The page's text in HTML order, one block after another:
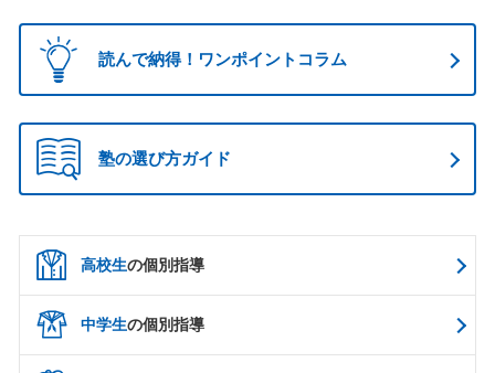
読んで納得！ワンポイントコラム
塾の選び方ガイド
高校生の個別指導
中学生の個別指導